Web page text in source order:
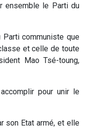
ensemble le Parti du
Parti communiste que
et celle de toute
Mao Tsé-toung,
pour unir le
son Etat armé, et elle